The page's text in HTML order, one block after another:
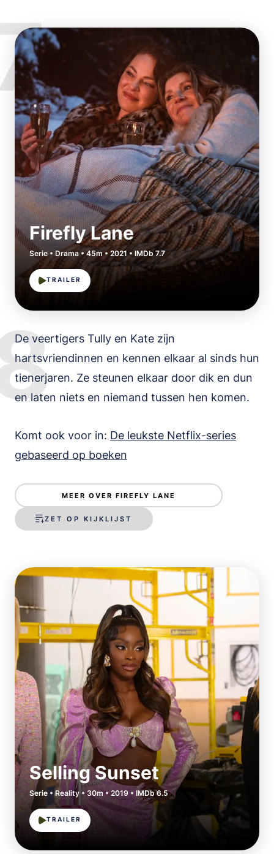
Firefly Lane
Serie • Drama • 45m • 2021 • IMDb 7.7
TRAILER
De veertigers Tully en Kate zijn
hartsvriendinnen en kennen elkaar al sinds hun
tienerjaren. Ze steunen elkaar door dik en dun
en laten niets en niemand tussen hen komen.
Komt ook voor in: De leukste Netflix-series
gebaseerd op boeken
MEER OVER FIREFLY LANE
ZET OP KIJKLIJST
Selling Sunset
Serie • Reality • 30m • 2019 • IMDb 6.5
TRAILER